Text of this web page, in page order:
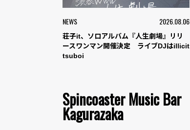
NEWS 2026.08.06
荘子it、ソロアルバム『人生劇場』リリ
ースワンマン開催決定 ライブDJはillicit
tsuboi
Spincoaster Music Bar
Kagurazaka